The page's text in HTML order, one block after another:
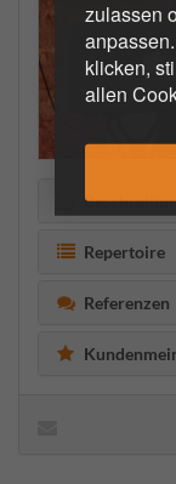
zulassen
klicken,
allen
Repertoire
Referenzen